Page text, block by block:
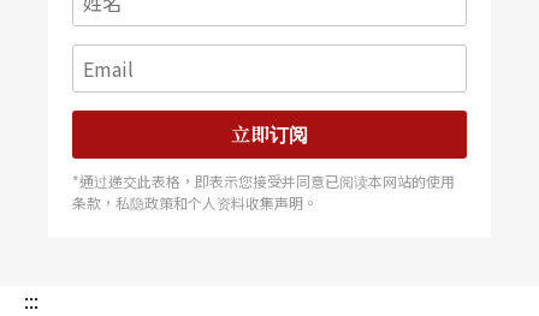
立即订阅
*通过递交此表格，即表示您接受并同意已阅读本网站的使用
条款，私隐政策和个人资料收集声明。
:::